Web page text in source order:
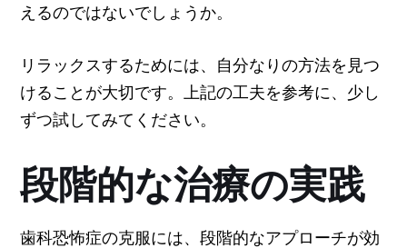
えるのではないでしょうか。
リラックスするためには、自分なりの方法を見つ
けることが大切です。上記の工夫を参考に、少し
ずつ試してみてください。
段階的な治療の実践
歯科恐怖症の克服には、段階的なアプローチが効